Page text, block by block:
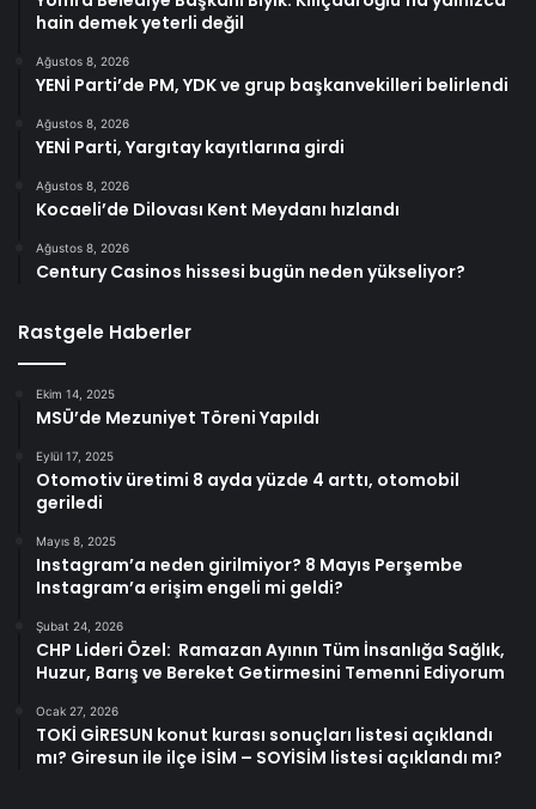
hain demek yeterli değil
Ağustos 8, 2026
YENİ Parti’de PM, YDK ve grup başkanvekilleri belirlendi
Ağustos 8, 2026
YENİ Parti, Yargıtay kayıtlarına girdi
Ağustos 8, 2026
Kocaeli’de Dilovası Kent Meydanı hızlandı
Ağustos 8, 2026
Century Casinos hissesi bugün neden yükseliyor?
Rastgele Haberler
Ekim 14, 2025
MSÜ’de Mezuniyet Töreni Yapıldı
Eylül 17, 2025
Otomotiv üretimi 8 ayda yüzde 4 arttı, otomobil
geriledi
Mayıs 8, 2025
Instagram’a neden girilmiyor? 8 Mayıs Perşembe
Instagram’a erişim engeli mi geldi?
Şubat 24, 2026
CHP Lideri Özel: Ramazan Ayının Tüm İnsanlığa Sağlık,
Huzur, Barış ve Bereket Getirmesini Temenni Ediyorum
Ocak 27, 2026
TOKİ GİRESUN konut kurası sonuçları listesi açıklandı
mı? Giresun ile ilçe İSİM – SOYİSİM listesi açıklandı mı?